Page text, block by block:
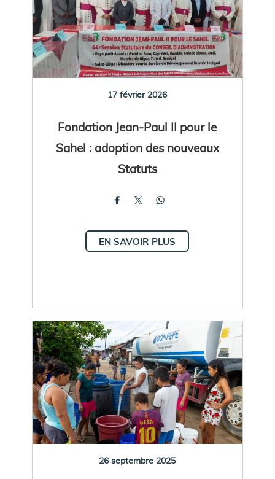
17 février 2026
Fondation Jean-Paul II pour le
Sahel : adoption des nouveaux
Statuts
EN SAVOIR PLUS
26 septembre 2025